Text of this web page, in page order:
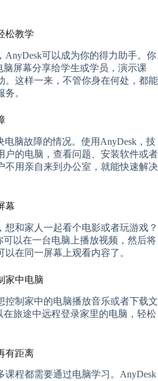
松教学
AnyDesk可以成为你的得力助手。你
脑屏幕分享给学生或学员，演示课
。这样一来，不管你身在何处，都能
。
脑故障的情况。使用AnyDesk，技
户的电脑，查看问题、安装软件或者
不用亲自来到办公室，就能快速解决
幕
想和家人一起看个电影或者玩游戏？
可以在一台电脑上播放视频，然后将
在同一屏幕上观看内容了。
家中电脑
控制家中的电脑播放音乐或者下载文
在旅途中远程登录家里的电脑，轻松
有距离
课程都需要通过电脑学习。AnyDesk